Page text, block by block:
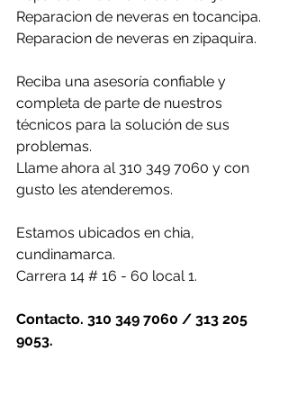
Reparacion de neveras en tocancipa.
Reparacion de neveras en zipaquira.
Reciba una asesoría confiable y
completa de parte de nuestros
técnicos para la solución de sus
problemas.
Llame ahora al 310 349 7060 y con
gusto les atenderemos.
Estamos ubicados en chia,
cundinamarca.
Carrera 14 # 16 - 60 local 1.
Contacto. 310 349 7060 / 313 205
9053.